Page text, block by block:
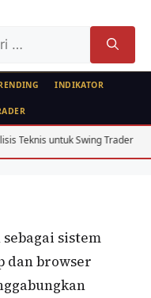
INDIKATOR
untuk Swing Trader
sistem
dan browser